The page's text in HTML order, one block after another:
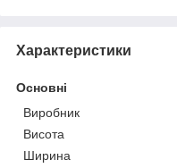
Характеристики
Основні
Виробник
Висота
Ширина